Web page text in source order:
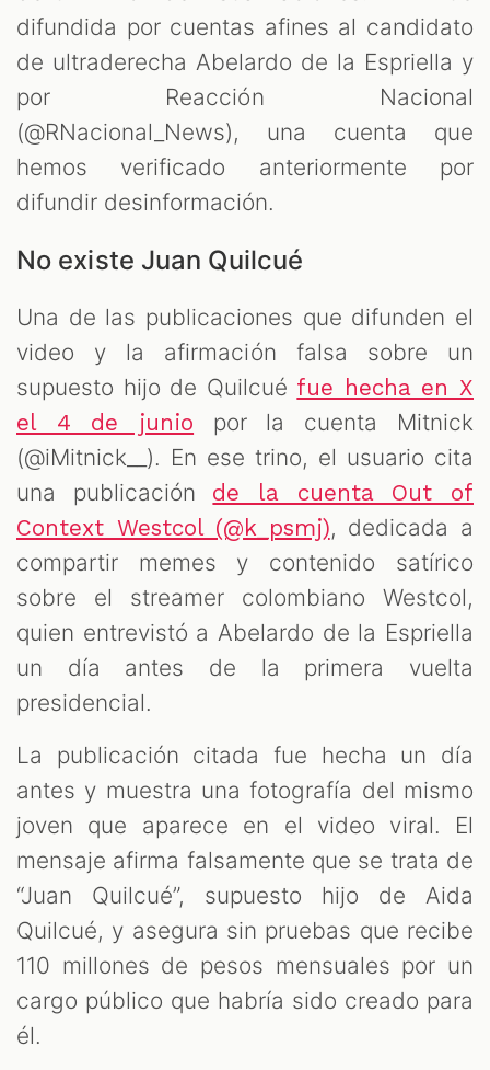
difundida por cuentas afines al candidato
de ultraderecha Abelardo de la Espriella y
por Reacción Nacional
(@RNacional_News), una cuenta que
hemos verificado anteriormente por
difundir desinformación.
No existe Juan Quilcué
Una de las publicaciones que difunden el
video y la afirmación falsa sobre un
supuesto hijo de Quilcué fue hecha en X
el 4 de junio por la cuenta Mitnick
(@iMitnick__). En ese trino, el usuario cita
una publicación de la cuenta Out of
Context Westcol (@k_psmj), dedicada a
compartir memes y contenido satírico
sobre el streamer colombiano Westcol,
quien entrevistó a Abelardo de la Espriella
un día antes de la primera vuelta
presidencial.
La publicación citada fue hecha un día
antes y muestra una fotografía del mismo
joven que aparece en el video viral. El
mensaje afirma falsamente que se trata de
“Juan Quilcué”, supuesto hijo de Aida
Quilcué, y asegura sin pruebas que recibe
110 millones de pesos mensuales por un
cargo público que habría sido creado para
él.